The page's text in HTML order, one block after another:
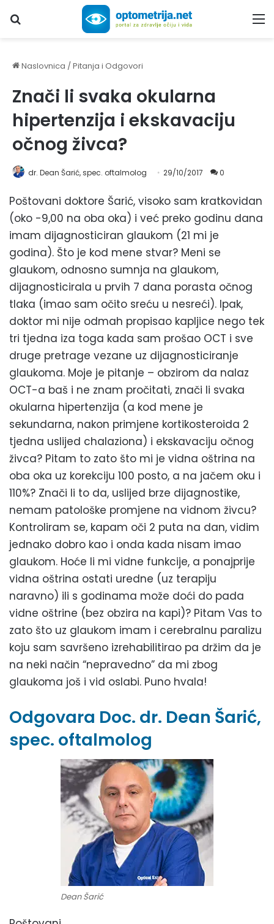
Upiši traženi pojam...
Naslovnica /Pitanja i Odgovori
Znači li svaka okularna
hipertenzija i ekskavaciju
očnog živca?
dr. Dean Šarić, spec. oftalmolog 29/10/2017 0
Poštovani doktore Šarić, visoko sam kratkovidan
(oko -9,00 na oba oka) i već preko godinu dana
imam dijagnosticiran glaukom (21 mi je
godina). Što je kod mene stvar? Meni se
glaukom, odnosno sumnja na glaukom,
dijagnosticirala u prvih 7 dana porasta očnog
tlaka (imao sam očito sreću u nesreći). Ipak,
doktor mi nije odmah propisao kapljice nego tek
tri tjedna iza toga kada sam prošao OCT i sve
druge pretrage vezane uz dijagnosticiranje
glaukoma. Moje je pitanje – obzirom da nalaz
OCT-a baš i ne znam pročitati, znači li svaka
okularna hipertenzija (a kod mene je
sekundarna, nakon primjene kortikosteroida 2
tjedna uslijed chalaziona) i ekskavaciju očnog
živca? Pitam to zato što mi je vidna oštrina na
oba oka uz korekciju 100 posto, a na jačem oku i
110%? Znači li to da, uslijed brze dijagnostike,
nemam patološke promjene na vidnom živcu?
Kontroliram se, kapam oči 2 puta na dan, vidim
jednako dobro kao i onda kada nisam imao
glaukom. Hoće li mi vidne funkcije, a ponajprije
vidna oštrina ostati uredne (uz terapiju
naravno) ili s godinama može doći do pada
vidne oštrine (bez obzira na kapi)? Pitam Vas to
zato što uz glaukom imam i cerebralnu paralizu
koju sam savršeno izrehabilitirao pa držim da je
na neki način “nepravedno” da mi zbog
glaukoma još i vid oslabi. Puno hvala!
Odgovara Doc. dr. Dean Šarić,
spec. oftalmolog
Dean Šarić